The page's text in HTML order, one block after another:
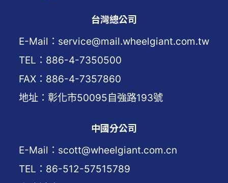
台灣總公司
E-Mail：service@mail.wheelgiant.com.tw
TEL：886-4-7350500
FAX：886-4-7357860
地址：彰化市50095自強路193號
中國分公司
E-Mail：scott@wheelgiant.com.cn
TEL：86-512-57515789